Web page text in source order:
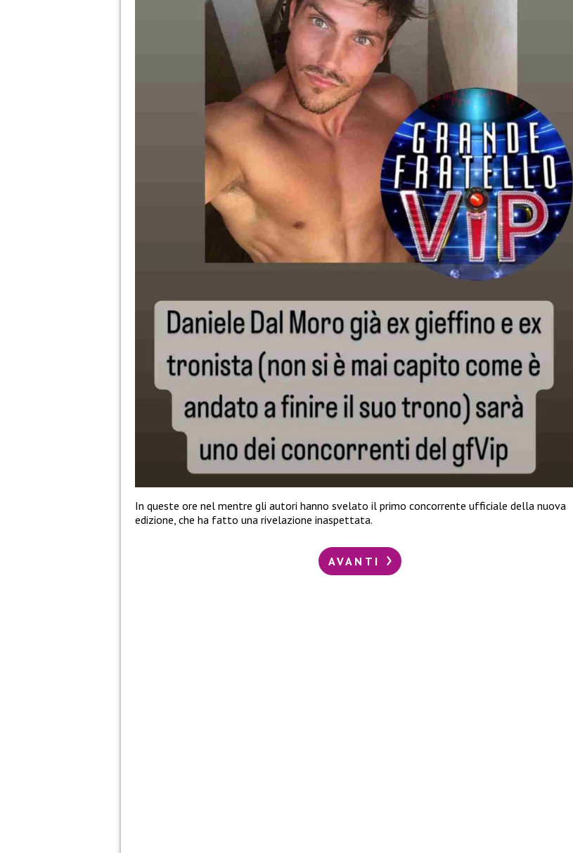
In queste ore nel mentre gli autori hanno svelato il primo concorrente ufficiale della nuova
edizione, che ha fatto una rivelazione inaspettata.
AVANTI